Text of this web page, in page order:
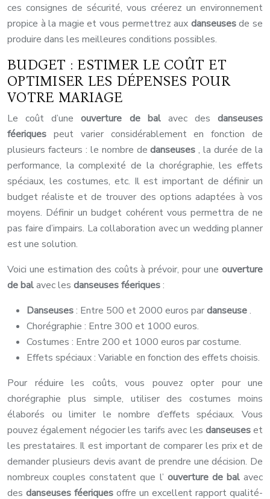
ces consignes de sécurité, vous créerez un environnement
propice à la magie et vous permettrez aux danseusesde se
produire dans les meilleures conditions possibles.
BUDGET : ESTIMER LE COÛT ET
OPTIMISER LES DÉPENSES POUR
VOTRE MARIAGE
Le coût d’uneouverture de bal avec des danseuses
féeriques peut varier considérablement en fonction de
plusieurs facteurs : le nombre dedanseuses, la durée de la
performance, la complexité de la chorégraphie, les effets
spéciaux, les costumes, etc. Il est important de définir un
budget réaliste et de trouver des options adaptées à vos
moyens. Définir un budget cohérent vous permettra de ne
pas faire d’impairs. La collaboration avec un wedding planner
est une solution.
Voici une estimation des coûts à prévoir, pour une ouverture
de balavec les danseuses féeriques:
Danseuses: Entre 500 et 2000 euros pardanseuse.
Chorégraphie : Entre 300 et 1000 euros.
Costumes : Entre 200 et 1000 euros par costume.
Effets spéciaux : Variable en fonction des effets choisis.
Pour réduire les coûts, vous pouvez opter pour une
chorégraphie plus simple, utiliser des costumes moins
élaborés ou limiter le nombre d’effets spéciaux. Vous
pouvez également négocier les tarifs avec les danseuseset
les prestataires. Il est important de comparer les prix et de
demander plusieurs devis avant de prendre une décision. De
nombreux couples constatent que l’ ouverture de bal avec
des danseuses féeriques offre un excellent rapport qualité-